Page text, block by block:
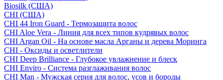
Biosilk (США)
CHI (США)
CHI 44 Iron Guard - Термозащита волос
CHI Aloe Vera - Линия для всех типов кудрявых волос
CHI Argan Oil - На основе масла Арганы и дерева Моринга
CHI - Оксиды и осветлители
CHI Deep Brilliance - Глубокое увлажнение и блеск
CHI Enviro - Система разглаживания волос
CHI Man - Мужская серия для волос, усов и бороды